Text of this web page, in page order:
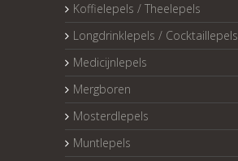
Koffielepels / Theelepels
Longdrinklepels / Cocktaillepels
Medicijnlepels
Mergboren
Mosterdlepels
Muntlepels